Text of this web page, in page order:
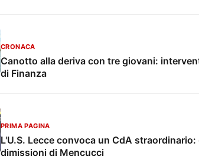
CRONACA
Canotto alla deriva con tre giovani:
di Finanza
PRIMA PAGINA
L'U.S. Lecce convoca un CdA
dimissioni di Mencucci